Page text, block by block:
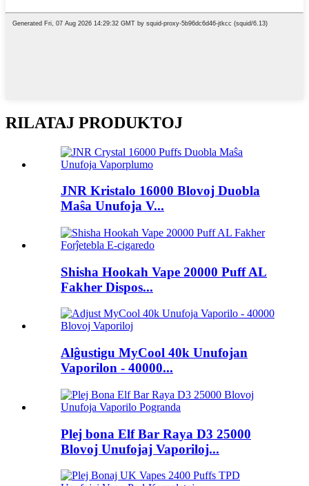
RILATAJ PRODUKTOJ
JNR Kristalo 16000 Blovoj Duobla
Maŝa Unufoja V...
Shisha Hookah Vape 20000 Puff AL
Fakher Dispos...
Alĝustigu MyCool 40k Unufojan
Vaporilon - 40000...
Plej bona Elf Bar Raya D3 25000
Blovoj Unufojaj Vaporiloj...